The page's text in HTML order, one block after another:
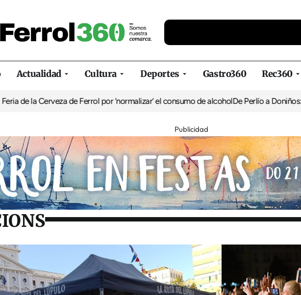
Actualidad Cultura Deportes Gastro360 Rec360
de Ferrol por ‘normalizar’ el consumo de alcoholDe Perlío a Doniños: guía para
Publicidad